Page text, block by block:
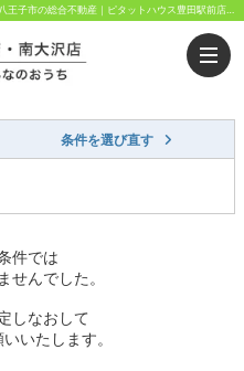
中古一戸建て1000万円以上2000万円未満｜日野市、八王子市の総合不動産｜ピタットハウス豊田駅前店・南大沢店｜株式会社みんなのおうち
条件を選び直す
件では
せんでした。
しなおして
いたします。